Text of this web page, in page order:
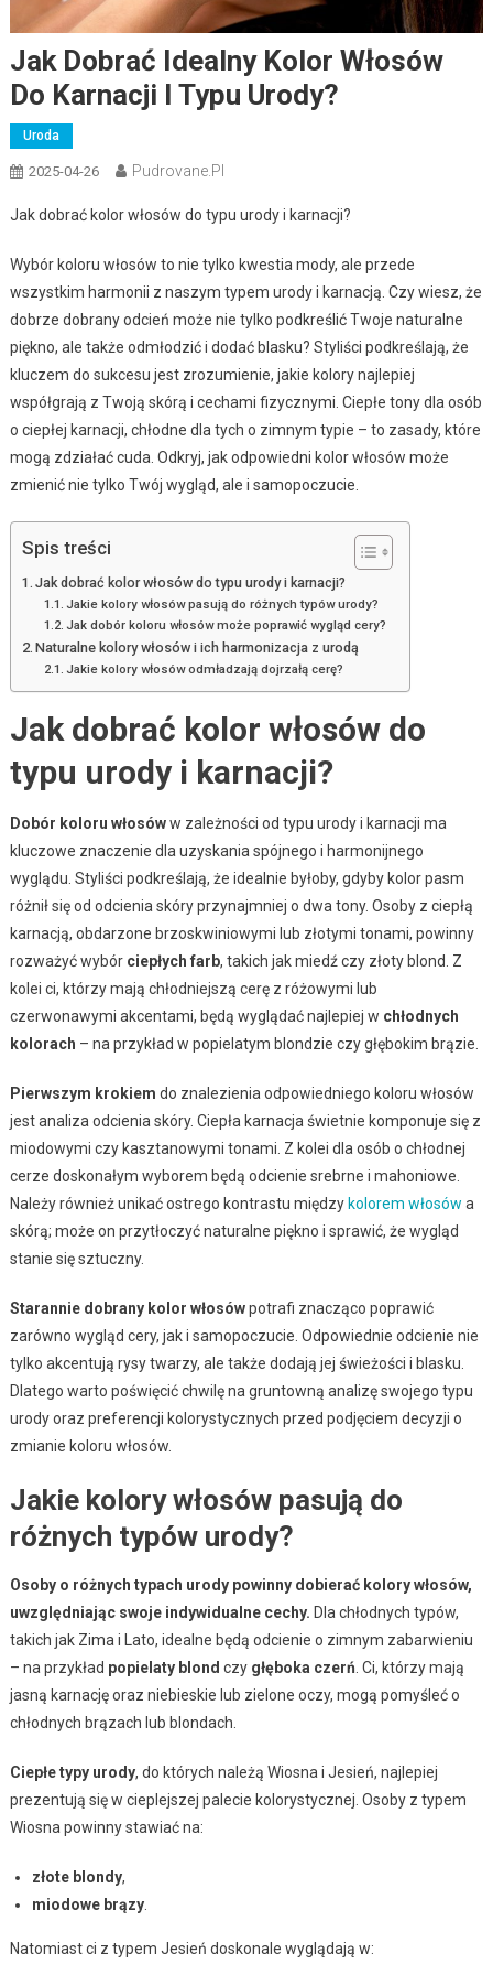
Jak Dobrać Idealny Kolor Włosów
Do Karnacji I Typu Urody?
Uroda
2025-04-26 Pudrovane.pl
Jak dobrać kolor włosów do typu urody i karnacji?
Wybór koloru włosów to nie tylko kwestia mody, ale przede
wszystkim harmonii z naszym typem urody i karnacją. Czy wiesz, że
dobrze dobrany odcień może nie tylko podkreślić Twoje naturalne
piękno, ale także odmłodzić i dodać blasku? Styliści podkreślają, że
kluczem do sukcesu jest zrozumienie, jakie kolory najlepiej
współgrają z Twoją skórą i cechami fizycznymi. Ciepłe tony dla osób
o ciepłej karnacji, chłodne dla tych o zimnym typie – to zasady, które
mogą zdziałać cuda. Odkryj, jak odpowiedni kolor włosów może
zmienić nie tylko Twój wygląd, ale i samopoczucie.
Spis treści
Jak dobrać kolor włosów do typu urody i karnacji?
Jakie kolory włosów pasują do różnych typów urody?
Jak dobór koloru włosów może poprawić wygląd cery?
Naturalne kolory włosów i ich harmonizacja z urodą
Jakie kolory włosów odmładzają dojrzałą cerę?
Jak dobrać kolor włosów do
typu urody i karnacji?
Dobór koloru włosóww zależności od typu urody i karnacji ma
kluczowe znaczenie dla uzyskania spójnego i harmonijnego
wyglądu. Styliści podkreślają, że idealnie byłoby, gdyby kolor pasm
różnił się od odcienia skóry przynajmniej o dwa tony. Osoby z ciepłą
karnacją, obdarzone brzoskwiniowymi lub złotymi tonami, powinny
rozważyć wybór ciepłych farb, takich jak miedź czy złoty blond. Z
kolei ci, którzy mają chłodniejszą cerę z różowymi lub
czerwonawymi akcentami, będą wyglądać najlepiej w chłodnych
kolorach – na przykład w popielatym blondzie czy głębokim brązie.
Pierwszym krokiem do znalezienia odpowiedniego koloru włosów
jest analiza odcienia skóry. Ciepła karnacja świetnie komponuje się z
miodowymi czy kasztanowymi tonami. Z kolei dla osób o chłodnej
cerze doskonałym wyborem będą odcienie srebrne i mahoniowe.
Należy również unikać ostrego kontrastu między kolorem włosów a
skórą; może on przytłoczyć naturalne piękno i sprawić, że wygląd
stanie się sztuczny.
Starannie dobrany kolor włosówpotrafi znacząco poprawić
zarówno wygląd cery, jak i samopoczucie. Odpowiednie odcienie nie
tylko akcentują rysy twarzy, ale także dodają jej świeżości i blasku.
Dlatego warto poświęcić chwilę na gruntowną analizę swojego typu
urody oraz preferencji kolorystycznych przed podjęciem decyzji o
zmianie koloru włosów.
Jakie kolory włosów pasują do
różnych typów urody?
Osoby o różnych typach urody powinny dobierać kolory włosów,
uwzględniając swoje indywidualne cechy. Dla chłodnych typów,
takich jak Zima i Lato, idealne będą odcienie o zimnym zabarwieniu
– na przykład popielaty blond czy głęboka czerń . Ci, którzy mają
jasną karnację oraz niebieskie lub zielone oczy, mogą pomyśleć o
chłodnych brązach lub blondach.
Ciepłe typy urody, do których należą Wiosna i Jesień, najlepiej
prezentują się w cieplejszej palecie kolorystycznej. Osoby z typem
Wiosna powinny stawiać na:
złote blondy,
miodowe brązy.
Natomiast ci z typem Jesień doskonale wyglądają w: